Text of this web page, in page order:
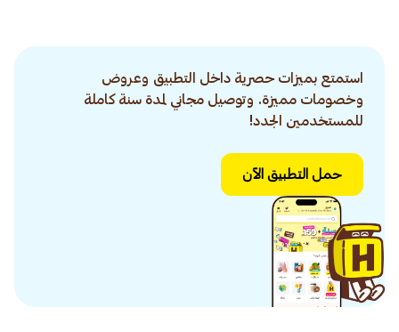
استمتع بميزات حصرية داخل التطبيق وعروض
وخصومات مميزة. وتوصيل مجاني لمدة سنة كاملة
للمستخدمين الجدد!
حمل التطبيق الآن